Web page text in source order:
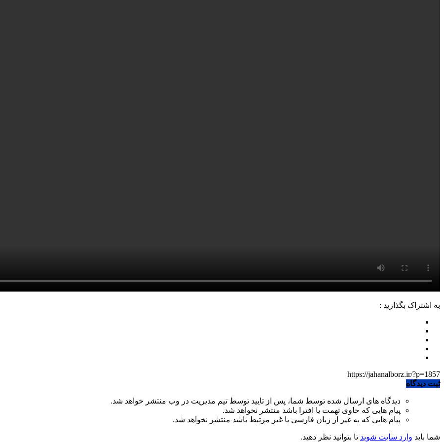
به اشتراک بگذارید :
https://jahanalborz.ir/?p=1857
ثبت دیدگاه
دیدگاه های ارسال شده توسط شما، پس از تایید توسط تیم مدیریت در وب منتشر خواهد شد.
پیام هایی که حاوی تهمت یا افترا باشد منتشر نخواهد شد.
پیام هایی که به غیر از زبان فارسی یا غیر مرتبط باشد منتشر نخواهد شد.
شما باید وارد سایت شوید تا بتوانید نظر دهید.